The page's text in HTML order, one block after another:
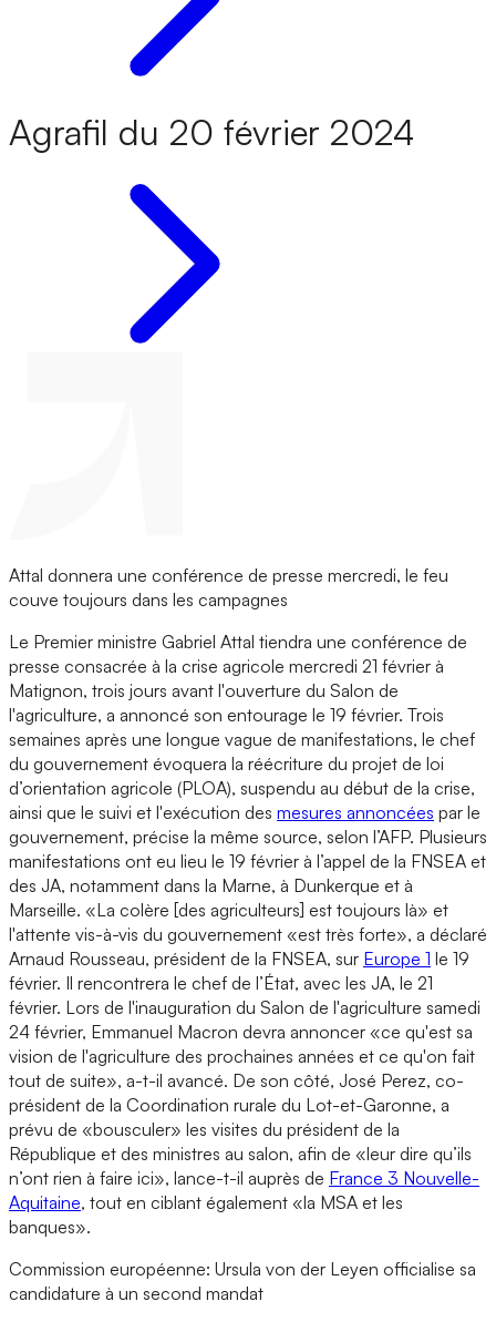
Agrafil du 20 février 2024
Attal donnera une conférence de presse mercredi, le feu
couve toujours dans les campagnes
Le Premier ministre Gabriel Attal tiendra une conférence de
presse consacrée à la crise agricole mercredi 21 février à
Matignon, trois jours avant l'ouverture du Salon de
l'agriculture, a annoncé son entourage le 19 février. Trois
semaines après une longue vague de manifestations, le chef
du gouvernement évoquera la réécriture du projet de loi
d’orientation agricole (PLOA), suspendu au début de la crise,
ainsi que le suivi et l'exécution des mesures annoncées par le
gouvernement, précise la même source, selon l’AFP. Plusieurs
manifestations ont eu lieu le 19 février à l’appel de la FNSEA et
des JA, notamment dans la Marne, à Dunkerque et à
Marseille. «La colère [des agriculteurs] est toujours là» et
l'attente vis-à-vis du gouvernement «est très forte», a déclaré
Arnaud Rousseau, président de la FNSEA, sur Europe 1 le 19
février. Il rencontrera le chef de l’État, avec les JA, le 21
février. Lors de l'inauguration du Salon de l'agriculture samedi
24 février, Emmanuel Macron devra annoncer «ce qu'est sa
vision de l'agriculture des prochaines années et ce qu'on fait
tout de suite», a-t-il avancé. De son côté, José Perez, co-
président de la Coordination rurale du Lot-et-Garonne, a
prévu de «bousculer» les visites du président de la
République et des ministres au salon, afin de «leur dire qu’ils
n’ont rien à faire ici», lance-t-il auprès de France 3 Nouvelle-
Aquitaine, tout en ciblant également «la MSA et les
banques».
Commission européenne: Ursula von der Leyen officialise sa
candidature à un second mandat